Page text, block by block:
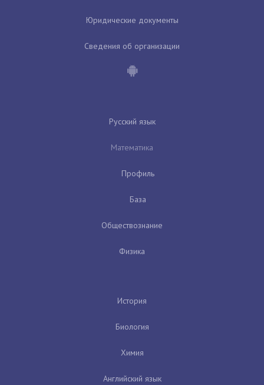
Юридические документы
Сведения об организации
Русский язык
Математика
Профиль
База
Обществознание
Физика
История
Биология
Химия
Английский язык